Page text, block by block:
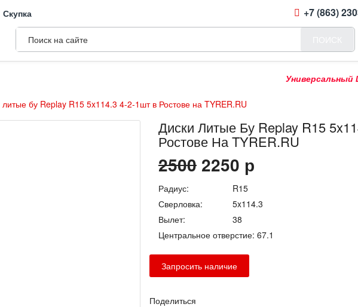
Скупка +7 (863)
Универсальный
литые бу Replay R15 5x114.3 4-2-1шт в Ростове на TYRER.RU
Диски Литые Бу Replay R15
Ростове На TYRER.RU
2500 2250 р
Радиус:
R15
Сверловка:
5x114.3
Вылет:
38
Центральное отверстие: 67.1
Поделиться